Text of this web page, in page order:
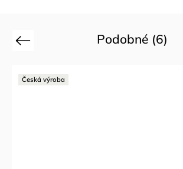
Podobné (6)
Previous
Česká výroba